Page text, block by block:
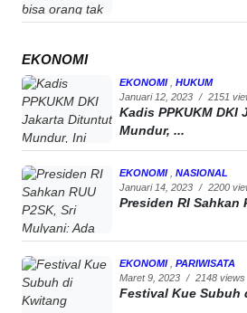
EKONOMI
EKONOMI
HUKUM
Januari 12, 2023 / 2151
Kadis PPKUKM DKI
Mundur, ...
EKONOMI
NASIONAL
Januari 14, 2023 / 2200
Presiden RI Sahkan
EKONOMI
PARIWISATA
Maret 9, 2023 / 2148 views
Festival Kue Subuh